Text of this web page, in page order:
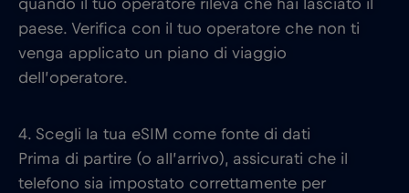
quando il tuo operatore rileva che hai lasciato il
paese. Verifica con il tuo operatore che non ti
venga applicato un piano di viaggio
dell’operatore.
4. Scegli la tua eSIM come fonte di dati
Prima di partire (o all’arrivo), assicurati che il
telefono sia impostato correttamente per